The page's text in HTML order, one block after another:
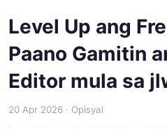
Level Up ang
Paano Gamitin
Editor mula sa
20 Apr 2026 · Opisyal